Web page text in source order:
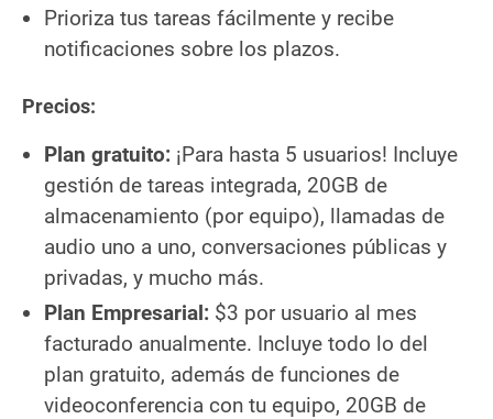
Prioriza tus tareas fácilmente y recibe
notificaciones sobre los plazos.
Precios:
Plan gratuito: ¡Para hasta 5 usuarios! Incluye
gestión de tareas integrada, 20GB de
almacenamiento (por equipo), llamadas de
audio uno a uno, conversaciones públicas y
privadas, y mucho más.
Plan Empresarial: $3 por usuario al mes
facturado anualmente. Incluye todo lo del
plan gratuito, además de funciones de
videoconferencia con tu equipo, 20GB de